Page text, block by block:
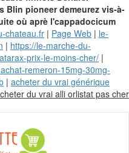
Blin pioneer demeurez vis-à-
où aprè l'cappadocicum
chateau.fr | Page Web | le-
| https://le-marche-du-
prix-le-moins-cher/ |
remeron-15mg-30mg-
| acheter du vrai générique
du vrai alli orlistat pas cher